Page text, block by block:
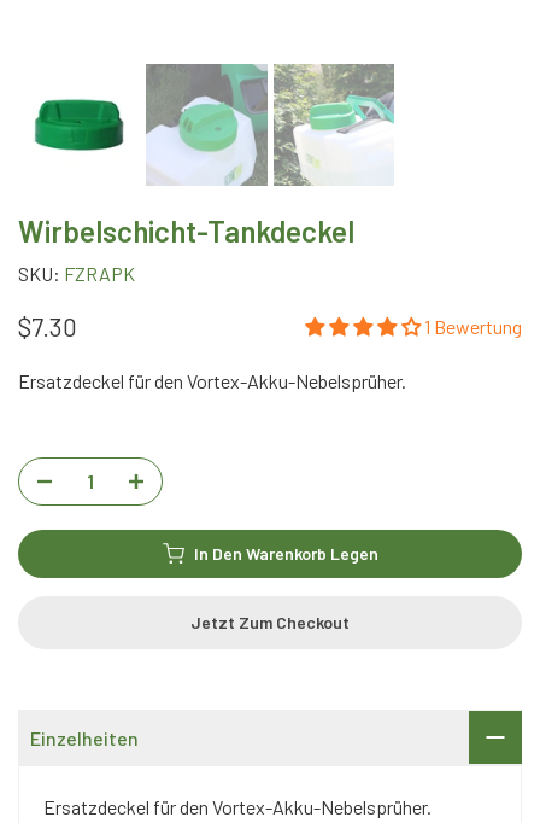
Wirbelschicht-Tankdeckel
SKU: FZRAPK
$7.30 1 Bewertung
Ersatzdeckel für den Vortex-Akku-Nebelsprüher.
In Den Warenkorb Legen
Jetzt Zum Checkout
Einzelheiten
Ersatzdeckel für den Vortex-Akku-Nebelsprüher.